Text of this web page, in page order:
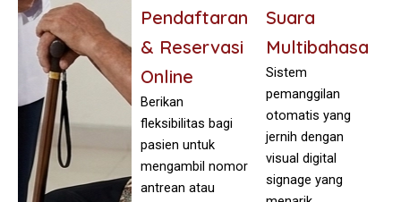
Pendaftaran
& Reservasi
Online
Berikan
fleksibilitas bagi
pasien untuk
mengambil nomor
antrean atau
Suara
Multibahasa
Sistem
pemanggilan
otomatis yang
jernih dengan
visual digital
signage yang